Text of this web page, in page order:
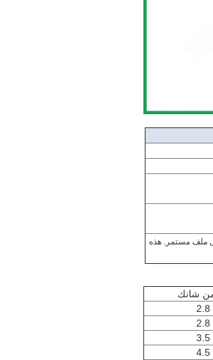
ملف مستمر. هذه
من شانك
2.8
2.8
3.5
4.5